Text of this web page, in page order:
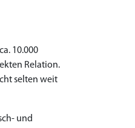
10.000
Relation.
selten weit
und